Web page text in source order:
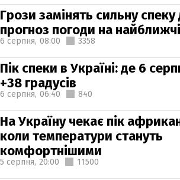
Грози замінять сильну
прогноз погоди на
6 серпня, 08:00 3358
Пік спеки в Україні: де 6
+38 градусів
6 серпня, 06:40 840
На Україну чекає пік
коли температури стануть
комфортнішими
5 серпня, 20:00 11500